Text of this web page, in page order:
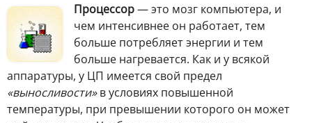
Процессор— это мозг компьютера, и
чем интенсивнее он работает, тем
больше потребляет энергии и тем
больше нагревается. Как и у всякой
аппаратуры, у ЦП имеется свой предел
«выносливости»в условиях повышенной
температуры, при превышении которого он может